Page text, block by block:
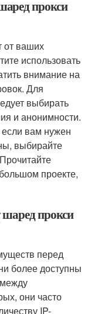
прокси
от ваших
использовать
внимание на
Для
выбирать
и анонимности.
вам нужен
выбирайте
проекте,
прокси
перед
более доступны
они часто
IP-